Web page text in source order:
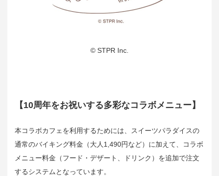
© STPR Inc.
【10周年をお祝いする多彩なコラボメニュー】
本コラボカフェを利用するためには、スイーツパラダイスの
通常のバイキング料金（大人1,490円など）に加えて、コラボ
メニュー料金（フード・デザート、ドリンク）を追加で注文
するシステムとなっています。